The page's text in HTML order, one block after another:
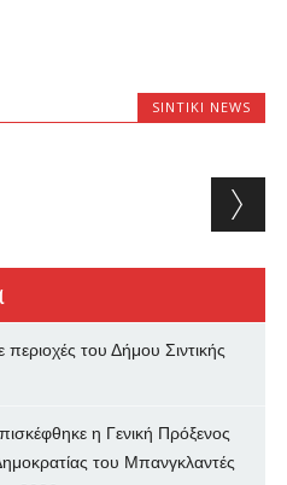
SINTIKI NEWS
του Δήμου Σιντικής
η Γενική Πρόξενος
του Μπανγκλαντές